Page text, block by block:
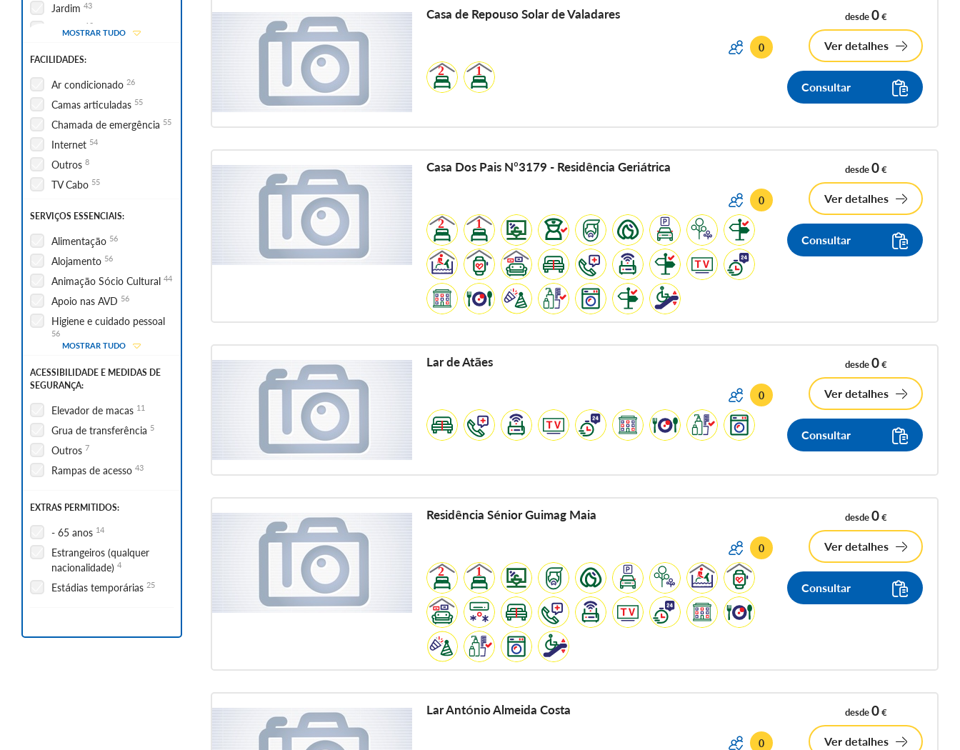
Jardim 43
Outros10
Sala de convívio 49
Sala de fisioterapia31
MOSTRAR TUDO
FACILIDADES:
Ar condicionado 26
Camas articuladas 55
Chamada de emergência 55
Internet 54
Outros 8
TV Cabo 55
SERVIÇOS ESSENCIAIS:
Alimentação 56
Alojamento 56
Animação Sócio Cultural 44
Apoio nas AVD 56
Higiene e cuidado pessoal
56
Outros2
MOSTRAR TUDO
ACESSIBILIDADE E MEDIDAS DE
SEGURANÇA:
Elevador de macas 11
Grua de transferência 5
Outros 7
Rampas de acesso 43
EXTRAS PERMITIDOS:
- 65 anos 14
Estrangeiros (qualquer
nacionalidade) 4
Estádias temporárias 25
Casa de Repouso Solar de Valadares
0
desde0€
Ver detalhes
Consultar
Casa Dos Pais Nº3179 - Residência Geriátrica
0
desde0€
Ver detalhes
Consultar
Lar de Atães
0
desde0€
Ver detalhes
Consultar
Residência Sénior Guimag Maia
0
desde0€
Ver detalhes
Consultar
Lar António Almeida Costa
0
desde0€
Ver detalhes